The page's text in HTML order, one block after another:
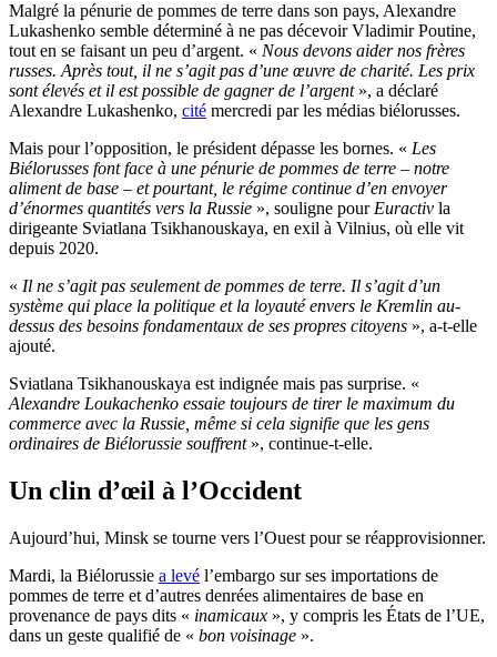
Malgré la pénurie de pommes de terre dans son pays, Alexandre
Lukashenko semble déterminé à ne pas décevoir Vladimir Poutine,
tout en se faisant un peu d’argent. « Nous devons aider nos frères
russes. Après tout, il ne s’agit pas d’une œuvre de charité. Les prix
sont élevés et il est possible de gagner de l’argent», a déclaré
Alexandre Lukashenko, cité mercredi par les médias biélorusses.
Mais pour l’opposition, le président dépasse les bornes. « Les
Biélorusses font face à une pénurie de pommes de terre – notre
aliment de base – et pourtant, le régime continue d’en envoyer
d’énormes quantités vers la Russie », souligne pour Euractiv la
dirigeante Sviatlana Tsikhanouskaya, en exil à Vilnius, où elle vit
depuis 2020.
« Il ne s’agit pas seulement de pommes de terre. Il s’agit d’un
système qui place la politique et la loyauté envers le Kremlin au-
dessus des besoins fondamentaux de ses propres citoyens », a-t-elle
ajouté.
Sviatlana Tsikhanouskaya est indignée mais pas surprise. «
Alexandre Loukachenko essaie toujours de tirer le maximum du
commerce avec la Russie, même si cela signifie que les gens
ordinaires de Biélorussie souffrent», continue-t-elle.
Un clin d’œil à l’Occident
Aujourd’hui, Minsk se tourne vers l’Ouest pour se réapprovisionner.
Mardi, la Biélorussie a levé l’embargo sur ses importations de
pommes de terre et d’autres denrées alimentaires de base en
provenance de pays dits « inamicaux », y compris les États de l’UE,
dans un geste qualifié de « bon voisinage ».